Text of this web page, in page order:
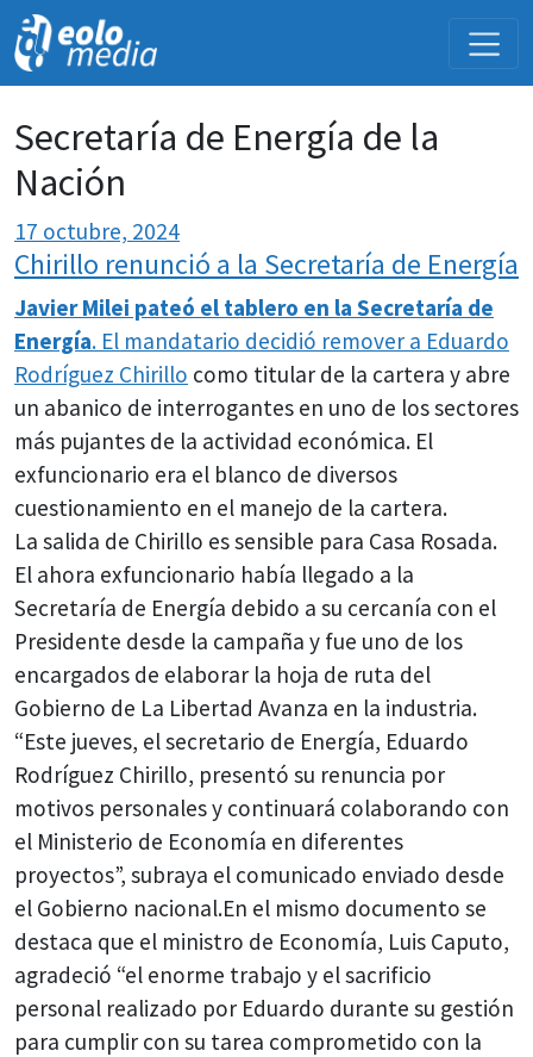
Secretaría de Energía de la
Nación
17 octubre, 2024
Chirillo renunció a la Secretaría de Energía
Javier Milei pateó el tablero en la Secretaría de
Energía. El mandatario decidió remover a Eduardo
Rodríguez Chirillo como titular de la cartera y abre
un abanico de interrogantes en uno de los sectores
más pujantes de la actividad económica. El
exfuncionario era el blanco de diversos
cuestionamiento en el manejo de la cartera.
La salida de Chirillo es sensible para Casa Rosada.
El ahora exfuncionario había llegado a la
Secretaría de Energía debido a su cercanía con el
Presidente desde la campaña y fue uno de los
encargados de elaborar la hoja de ruta del
Gobierno de La Libertad Avanza en la industria.
“Este jueves, el secretario de Energía, Eduardo
Rodríguez Chirillo, presentó su renuncia por
motivos personales y continuará colaborando con
el Ministerio de Economía en diferentes
proyectos”, subraya el comunicado enviado desde
el Gobierno nacional.En el mismo documento se
destaca que el ministro de Economía, Luis Caputo,
agradeció “el enorme trabajo y el sacrificio
personal realizado por Eduardo durante su gestión
para cumplir con su tarea comprometido con la